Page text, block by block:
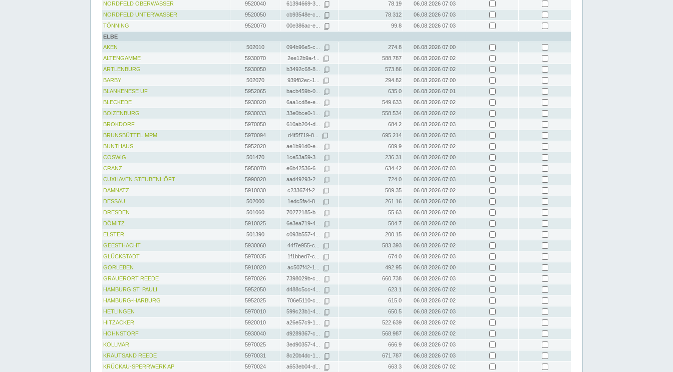
NORDFELD OBERWASSER
9520040 61394669-3... 78.19
06.08.2026 07:03
NORDFELD UNTERWASSER
9520050 cb93548e-c... 78.312
06.08.2026 07:03
TÖNNING
9520070 00e386ac-e... 99.8
06.08.2026 07:03
ELBE
AKEN
502010 094b96e5-c... 274.8
06.08.2026 07:00
ALTENGAMME
5930070 2ee12b9a-f... 588.787
06.08.2026 07:02
ARTLENBURG
5930050 b3492c68-8... 573.86
06.08.2026 07:02
BARBY
502070 939f82ec-1... 294.82
06.08.2026 07:00
BLANKENESE UF
5952065 bacb459b-0... 635.0
06.08.2026 07:01
BLECKEDE
5930020 6aa1cd8e-e... 549.633
06.08.2026 07:02
BOIZENBURG
5930033 33e0bce0-1... 558.534
06.08.2026 07:02
BROKDORF
5970050 610ab204-d... 684.2
06.08.2026 07:03
BRUNSBÜTTEL MPM
5970094 d4f5f719-8... 695.214
06.08.2026 07:03
BUNTHAUS
5952020 ae1b91d0-e... 609.9
06.08.2026 07:02
COSWIG
501470 1ce53a59-3... 236.31
06.08.2026 07:00
CRANZ
5950070 e6b42536-6... 634.42
06.08.2026 07:03
CUXHAVEN STEUBENHÖFT
5990020 aad49293-2... 724.0
06.08.2026 07:03
DAMNATZ
5910030 c233674f-2... 509.35
06.08.2026 07:02
DESSAU
502000 1edc5fa4-8... 261.16
06.08.2026 07:00
DRESDEN
501060 70272185-b... 55.63
06.08.2026 07:00
DÖMITZ
5910025 6e3ea719-4... 504.7
06.08.2026 07:00
ELSTER
501390 c093b557-4... 200.15
06.08.2026 07:00
GEESTHACHT
5930060 44f7e955-c... 583.393
06.08.2026 07:02
GLÜCKSTADT
5970035 1f1bbed7-c... 674.0
06.08.2026 07:03
GORLEBEN
5910020 ac507f42-1... 492.95
06.08.2026 07:00
GRAUERORT REEDE
5970026 7398029b-c... 660.738
06.08.2026 07:03
HAMBURG ST. PAULI
5952050 d488c5cc-4... 623.1
06.08.2026 07:02
HAMBURG-HARBURG
5952025 706e5110-c... 615.0
06.08.2026 07:02
HETLINGEN
5970010 599c23b1-4... 650.5
06.08.2026 07:03
HITZACKER
5920010 a26e57c9-1... 522.639
06.08.2026 07:02
HOHNSTORF
5930040 d9289367-c... 568.987
06.08.2026 07:02
KOLLMAR
5970025 3ed90357-4... 666.9
06.08.2026 07:03
KRAUTSAND REEDE
5970031 8c20b4dc-1... 671.787
06.08.2026 07:03
KRÜCKAU-SPERRWERK AP
5970024 a653eb04-d... 663.3
06.08.2026 07:02